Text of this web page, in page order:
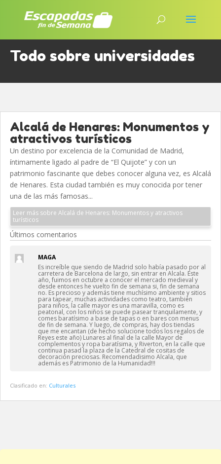
Todo sobre universidades
Alcalá de Henares: Monumentos y
atractivos turísticos
Un destino por excelencia de la Comunidad de Madrid,
íntimamente ligado al padre de “El Quijote” y con un
patrimonio fascinante que debes conocer alguna vez, es Alcalá
de Henares. Esta ciudad también es muy conocida por tener
una de las más famosas...
Leer más sobre Alcalá de Henares: Monumentos y atractivos
turísticos
Últimos comentarios
MAGA
Es increíble que siendo de Madrid solo había pasado por al
carretera de Barcelona de largo, sin entrar en Alcala. Este
año, fuimos en octubre a conocer el mercado medieval y
desde entonces he vuelto fin de semana si, fin de semana
no. Es precioso y además tiene muchísimo ambiente y sitios
para tapear, muchas actividades como teatro, también
para niños, la calle mayor es una maravilla, como es
peatonal, con los niños se puede pasear tranquilamente, y
comes baratísimo a base de tapas o en bares con menus
de fin de semana. Y luego, de compras, hay dos tiendas
que me encantan (de hecho solucione todos los regalos de
Reyes este año) Lunares al final de la calle Mayor de
complementos y ropa baratísima, y Riverton, en la calle que
continua pasad la plaza de la Catedral de cositas de
decoración preciosas. Recomendadisimo Alcala, que
además es Patrimonio de la Humanidad!!!
Clasificado en: Culturales